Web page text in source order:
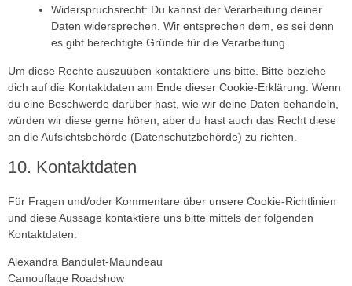
Widerspruchsrecht: Du kannst der Verarbeitung deiner
Daten widersprechen. Wir entsprechen dem, es sei denn
es gibt berechtigte Gründe für die Verarbeitung.
Um diese Rechte auszuüben kontaktiere uns bitte. Bitte beziehe
dich auf die Kontaktdaten am Ende dieser Cookie-Erklärung. Wenn
du eine Beschwerde darüber hast, wie wir deine Daten behandeln,
würden wir diese gerne hören, aber du hast auch das Recht diese
an die Aufsichtsbehörde (Datenschutzbehörde) zu richten.
10. Kontaktdaten
Für Fragen und/oder Kommentare über unsere Cookie-Richtlinien
und diese Aussage kontaktiere uns bitte mittels der folgenden
Kontaktdaten:
Alexandra Bandulet-Maundeau
Camouflage Roadshow